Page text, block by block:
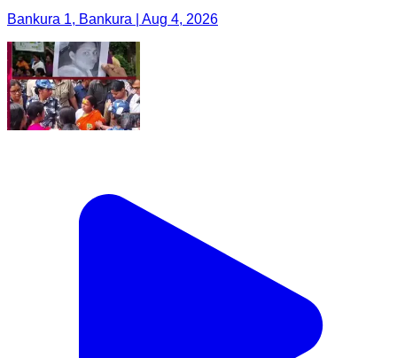
Bankura 1, Bankura | Aug 4, 2026